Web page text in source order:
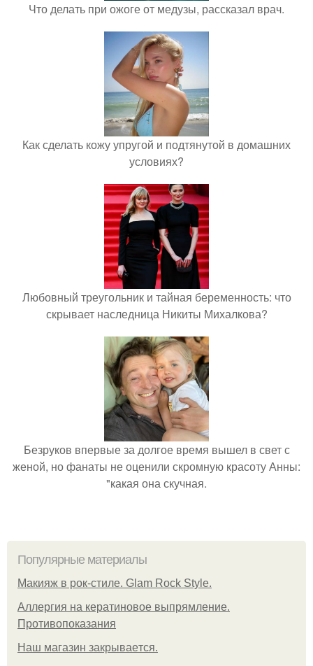
Что делать при ожоге от медузы, рассказал врач.
Как сделать кожу упругой и подтянутой в домашних
условиях?
Любовный треугольник и тайная беременность: что
скрывает наследница Никиты Михалкова?
Безруков впервые за долгое время вышел в свет с
женой, но фанаты не оценили скромную красоту Анны:
"какая она скучная.
Популярные материалы
Макияж в рок-стиле. Glam Rock Style.
Аллергия на кератиновое выпрямление.
Противопоказания
Нaш магaзин зaкрывaeтся.